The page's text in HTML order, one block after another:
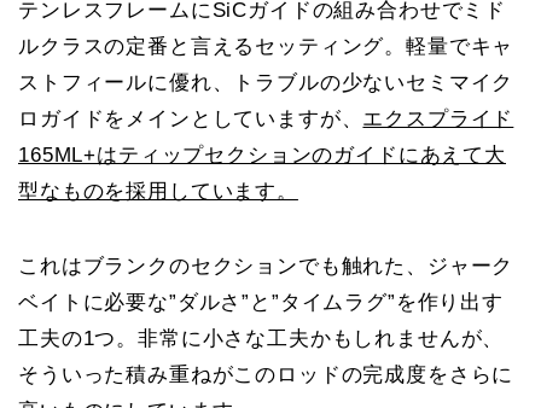
テンレスフレームにSiCガイドの組み合わせでミド
ルクラスの定番と言えるセッティング。軽量でキャ
ストフィールに優れ、トラブルの少ないセミマイク
ロガイドをメインとしていますが、 エクスプライド
165ML+はティップセクションのガイドにあえて大
型なものを採用しています。
これはブランクのセクションでも触れた、ジャーク
ベイトに必要な”ダルさ”と”タイムラグ”を作り出す
工夫の1つ。非常に小さな工夫かもしれませんが、
そういった積み重ねがこのロッドの完成度をさらに